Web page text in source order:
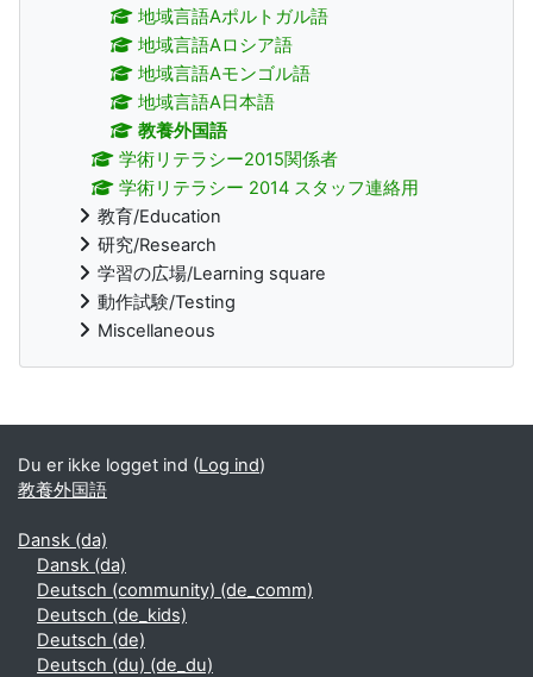
地域言語Aポルトガル語
地域言語Aロシア語
地域言語Aモンゴル語
地域言語A日本語
教養外国語
学術リテラシー2015関係者
学術リテラシー 2014 スタッフ連絡用
教育/Education
研究/Research
学習の広場/Learning square
動作試験/Testing
Miscellaneous
Supplerende blokke
Du er ikke logget ind (Log ind)
教養外国語
Dansk ‎(da)‎
Dansk ‎(da)‎
Deutsch (community) ‎(de_comm)‎
Deutsch ‎(de_kids)‎
Deutsch ‎(de)‎
Deutsch (du) ‎(de_du)‎